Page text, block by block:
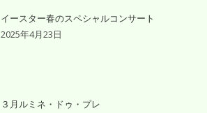
イースター春のスペシャルコンサート
2025年4月23日
３月ルミネ・ドゥ・プレ